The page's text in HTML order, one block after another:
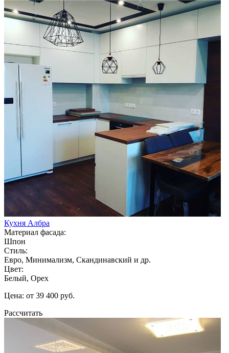
Кухня Албра
Материал фасада:
Шпон
Стиль:
Евро, Минимализм, Скандинавский и др.
Цвет:
Белый, Орех
Цена: от 39 400 руб.
Рассчитать